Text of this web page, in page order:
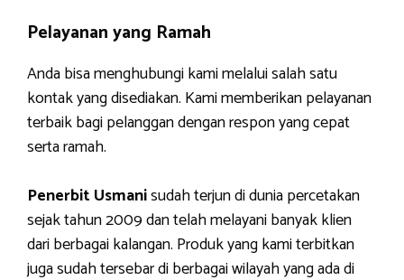
Pelayanan yang Ramah
Anda bisa menghubungi kami melalui salah satu
kontak yang disediakan. Kami memberikan pelayanan
terbaik bagi pelanggan dengan respon yang cepat
serta ramah.
Penerbit Usmanisudah terjun di dunia percetakan
sejak tahun 2009 dan telah melayani banyak klien
dari berbagai kalangan. Produk yang kami terbitkan
juga sudah tersebar di berbagai wilayah yang ada di